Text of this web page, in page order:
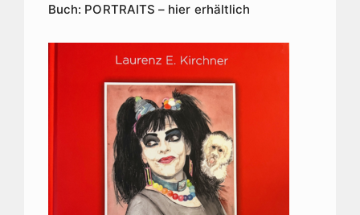
Buch: PORTRAITS – hier erhältlich